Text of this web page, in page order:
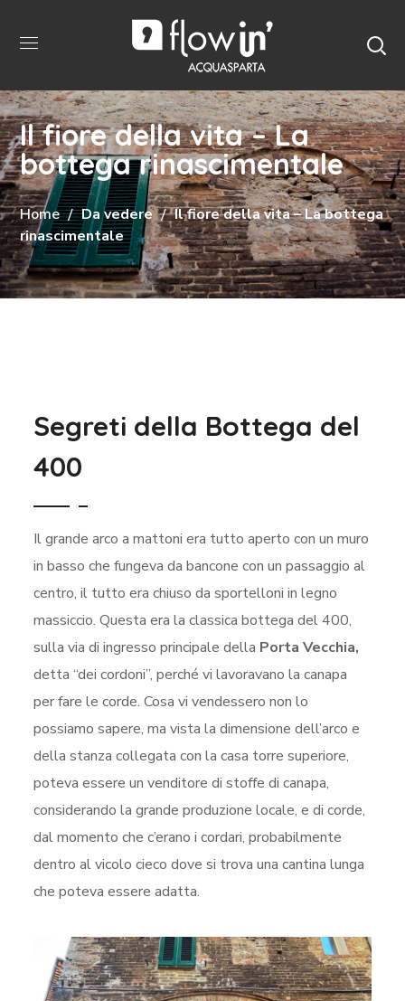
Il fiore della vita – La
bottega rinascimentale
Home Da vedere
Il fiore della vita – La bottega
rinascimentale
Segreti della Bottega del
400
Il grande arco a mattoni era tutto aperto con un muro
in basso che fungeva da bancone con un passaggio al
centro, il tutto era chiuso da sportelloni in legno
massiccio. Questa era la classica bottega del 400,
sulla via di ingresso principale della Porta Vecchia,
detta “dei cordoni”, perché vi lavoravano la canapa
per fare le corde. Cosa vi vendessero non lo
possiamo sapere, ma vista la dimensione dell’arco e
della stanza collegata con la casa torre superiore,
poteva essere un venditore di stoffe di canapa,
considerando la grande produzione locale, e di corde,
dal momento che c’erano i cordari, probabilmente
dentro al vicolo cieco dove si trova una cantina lunga
che poteva essere adatta.